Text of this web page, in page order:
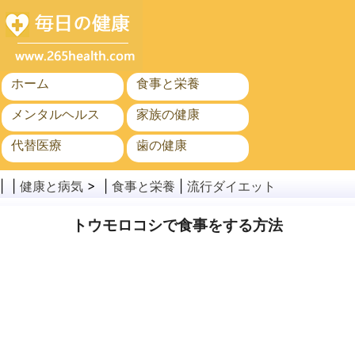
ホーム
食事と栄養
メンタルヘルス
家族の健康
代替医療
歯の健康
がん
公衆衛生と安全
健康と病気 > | 食事と栄養 流行ダイエット
トウモロコシで食事をする方法